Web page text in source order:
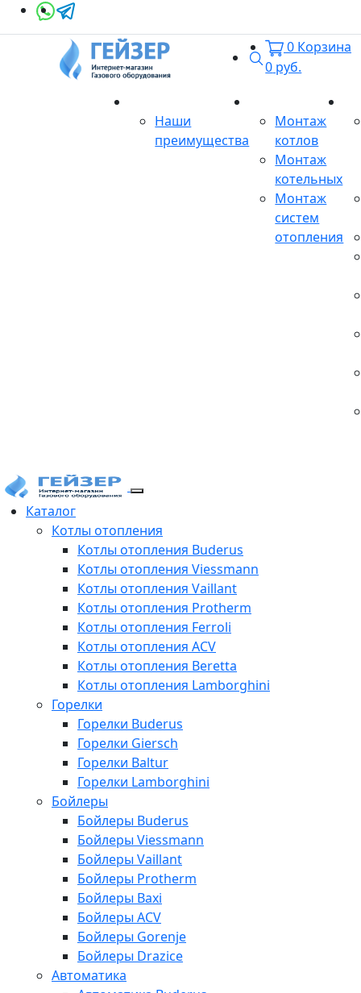
Поиск
0 Корзина
0 руб.
Наши
преимущества
Монтаж
котлов
Монтаж
котельных
Монтаж
систем
отопления
Каталог
Котлы отопления
Котлы отопления Buderus
Котлы отопления Viessmann
Котлы отопления Vaillant
Котлы отопления Protherm
Котлы отопления Ferroli
Котлы отопления ACV
Котлы отопления Beretta
Котлы отопления Lamborghini
Горелки
Горелки Buderus
Горелки Giersch
Горелки Baltur
Горелки Lamborghini
Бойлеры
Бойлеры Buderus
Бойлеры Viessmann
Бойлеры Vaillant
Бойлеры Protherm
Бойлеры Baxi
Бойлеры ACV
Бойлеры Gorenje
Бойлеры Drazice
Автоматика